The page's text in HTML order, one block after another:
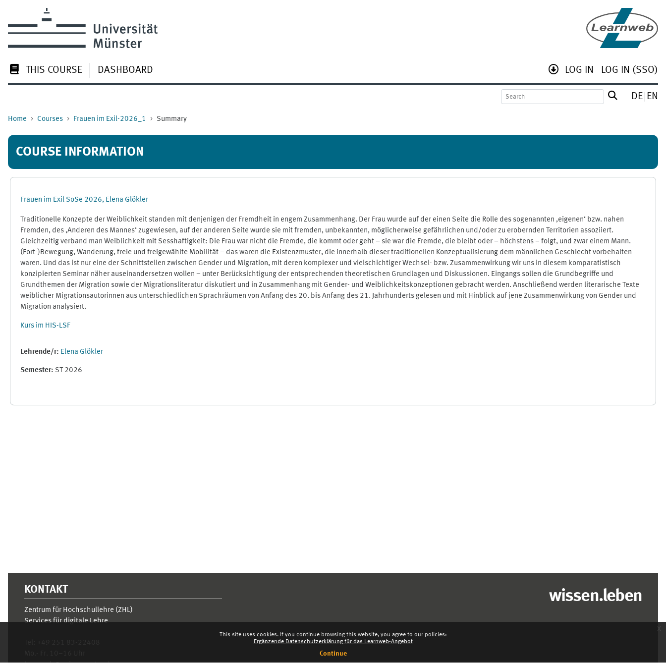
This site uses cookies. If you continue browsing this website, you agree to our policies:
Ergänzende Datenschutzerklärung für das Learnweb-Angebot
Continue
x
THIS COURSE DASHBOARD LOG IN LOG IN (SSO)
DE EN
Home Courses Frauen im Exil-2026_1 Summary
COURSE INFORMATION
Frauen im Exil SoSe 2026, Elena Glökler
Traditionelle Konzepte der Weiblichkeit standen mit denjenigen der Fremdheit in engem Zusammenhang. Der Frau wurde auf der einen Seite die Rolle des sogenannten ‚eigenen‘ bzw. nahen
Fremden, des ‚Anderen des Mannes‘ zugewiesen, auf der anderen Seite wurde sie mit fremden, unbekannten, möglicherweise gefährlichen und/oder zu erobernden Territorien assoziiert.
Gleichzeitig verband man Weiblichkeit mit Sesshaftigkeit: Die Frau war nicht die Fremde, die kommt oder geht – sie war die Fremde, die bleibt oder – höchstens – folgt, und zwar einem Mann.
(Fort-)Bewegung, Wanderung, freie und freigewählte Mobilität – das waren die Existenzmuster, die innerhalb dieser traditionellen Konzeptualisierung dem männlichen Geschlecht vorbehalten
waren. Und das ist nur eine der Schnittstellen zwischen Gender und Migration, mit deren komplexer und vielschichtiger Wechsel- bzw. Zusammenwirkung wir uns in diesem komparatistisch
konzipierten Seminar näher auseinandersetzen wollen – unter Berücksichtigung der entsprechenden theoretischen Grundlagen und Diskussionen. Eingangs sollen die Grundbegriffe und
Grundthemen der Migration sowie der Migrationsliteratur diskutiert und in Zusammenhang mit Gender- und Weiblichkeitskonzeptionen gebracht werden. Anschließend werden literarische Texte
weiblicher Migrationsautorinnen aus unterschiedlichen Sprachräumen von Anfang des 20. bis Anfang des 21. Jahrhunderts gelesen und mit Hinblick auf jene Zusammenwirkung von Gender und
Migration analysiert.
Kurs im HIS-LSF
Lehrende/r: Elena Glökler
Semester: ST 2026
KONTAKT
Zentrum für Hochschullehre (ZHL)
Services für digitale Lehre
wissen.leben